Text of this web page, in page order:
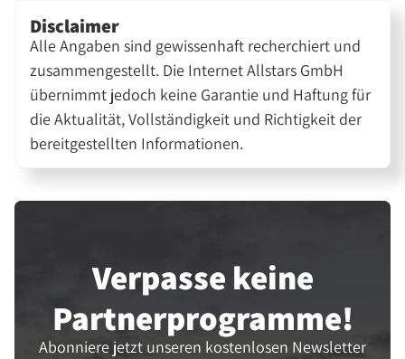
Disclaimer
Alle Angaben sind gewissenhaft recherchiert und
zusammengestellt. Die Internet Allstars GmbH
übernimmt jedoch keine Garantie und Haftung für
die Aktualität, Vollständigkeit und Richtigkeit der
bereitgestellten Informationen.
Verpasse keine
Partner­programme!
Abonniere jetzt unseren kostenlosen Newsletter